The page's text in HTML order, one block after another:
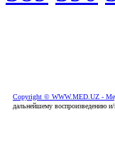
Copyright © WWW.MED.UZ -
дальнейшему воспроизведению